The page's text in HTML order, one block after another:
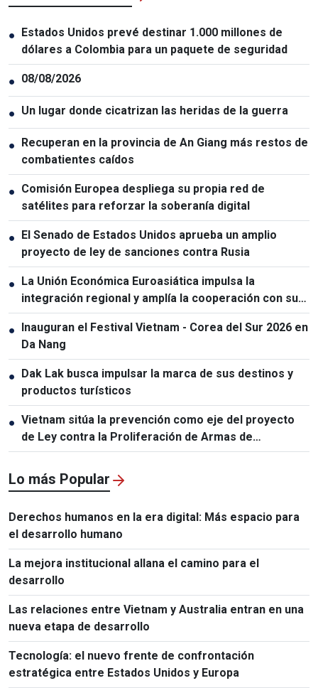
● Estados Unidos prevé destinar 1.000 millones de
dólares a Colombia para un paquete de seguridad
● 08/08/2026
● Un lugar donde cicatrizan las heridas de la guerra
● Recuperan en la provincia de An Giang más restos de
combatientes caídos
● Comisión Europea despliega su propia red de
satélites para reforzar la soberanía digital
● El Senado de Estados Unidos aprueba un amplio
proyecto de ley de sanciones contra Rusia
● La Unión Económica Euroasiática impulsa la
integración regional y amplía la cooperación con sus
socios
● Inauguran el Festival Vietnam - Corea del Sur 2026 en
Da Nang
● Dak Lak busca impulsar la marca de sus destinos y
productos turísticos
● Vietnam sitúa la prevención como eje del proyecto
de Ley contra la Proliferación de Armas de
Destrucción Masiva
Lo más Popular
Derechos humanos en la era digital: Más espacio para
el desarrollo humano
La mejora institucional allana el camino para el
desarrollo
Las relaciones entre Vietnam y Australia entran en una
nueva etapa de desarrollo
Tecnología: el nuevo frente de confrontación
estratégica entre Estados Unidos y Europa